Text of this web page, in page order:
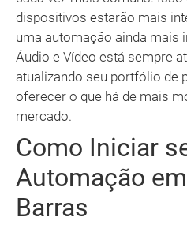
dispositivos estarão mais
uma automação ainda mais
Áudio e Vídeo está sempre
atualizando seu portfólio de
oferecer o que há de mais
mercado.
Como Iniciar
Automação
Barras